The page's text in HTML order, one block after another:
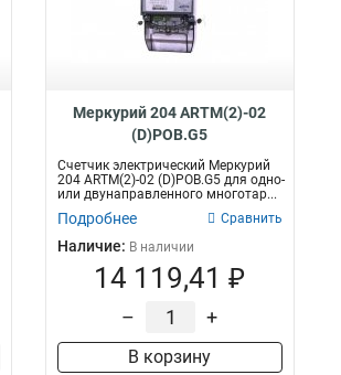
Меркурий 204 ARTM(2)-02
(D)POB.G5
Счетчик электрический Меркурий
204 ARTM(2)-02 (D)POB.G5 для одно-
или двунаправленного многотар...
Подробнее Сравнить
Наличие: В наличии
14 119,41 ₽
– +
В корзину